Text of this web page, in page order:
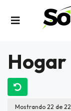
Hogar
Mostrando 22 de 22